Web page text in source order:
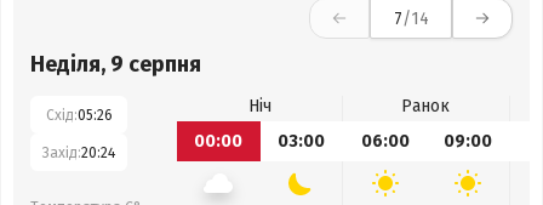
7/14
Неділя, 9 серпня
Схід:05:26
Захід:20:24
Ніч
Ранок
00:00
03:00 06:00 09:00